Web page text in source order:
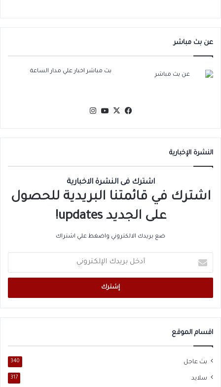
عن بث مباشر
بث مباشر اخبار علي مدار الساعة
فيسبوك
‫X
‫YouTube
النشرة الإخبارية
اشترك فى النشرة الاخبارية
اشترك في قائمتنا البريدية للحصول
على الجديد updates!
ضع بريدك الالكتروني واضغط علي اشتراك
بريدك
الإلكتروني
اقسام الموقع
بث عاجل 340
سلايد 317